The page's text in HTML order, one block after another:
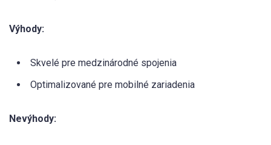
Výhody:
Skvelé pre medzinárodné spojenia
Optimalizované pre mobilné zariadenia
Nevýhody: